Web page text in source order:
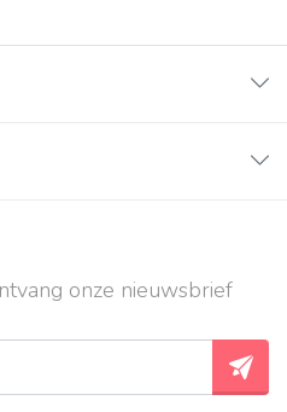
onze nieuwsbrief